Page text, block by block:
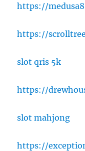
https://
https://
slot qris 5k
https://
slot mahjong
https://